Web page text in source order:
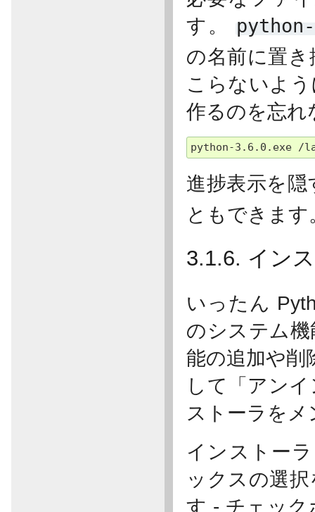
す。
の名前に置
こらないよ
作るのを忘れ
進捗表示を
ともできます
3.1.6. イン
いったん
のシステム
能の追加や削
して「アン
ストーラを
インストー
ックスの選
す - チェック